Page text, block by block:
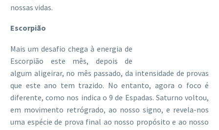
nossas vidas.
Escorpião
Mais um desafio chega à energia de
Escorpião este mês, depois de
algum aligeirar, no mês passado, da intensidade de provas
que este ano tem trazido. No entanto, agora o foco é
diferente, como nos indica o 9 de Espadas. Saturno voltou,
em movimento retrógrado, ao nosso signo, e revela-nos
uma espécie de prova final ao nosso propósito e ao nosso